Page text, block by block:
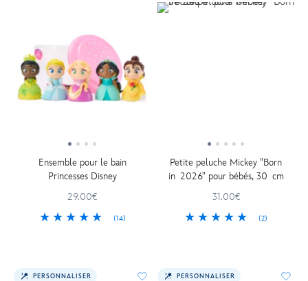
Ensemble pour le bain
Princesses Disney
29.00€
(14)
Petite peluche Mickey "Born
in 2026" pour bébés, 30 cm
31.00€
(2)
PERSONNALISER PERSONNALISER